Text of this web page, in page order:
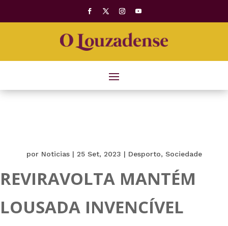
por Noticias| 25 Set, 2023 | Desporto, Sociedade
REVIRAVOLTA MANTÉM
LOUSADA INVENCÍVEL